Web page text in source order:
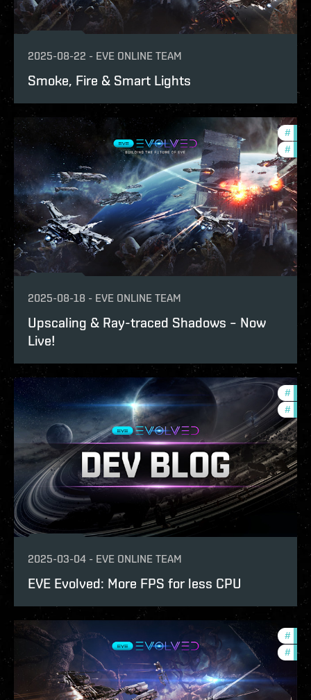
2025-08-22 - EVE ONLINE TEAM
Smoke, Fire & Smart Lights
#
#
2025-08-18 - EVE ONLINE TEAM
Upscaling & Ray-traced Shadows – Now
Live!
#
#
2025-03-04 - EVE ONLINE TEAM
EVE Evolved: More FPS for less CPU
#
#